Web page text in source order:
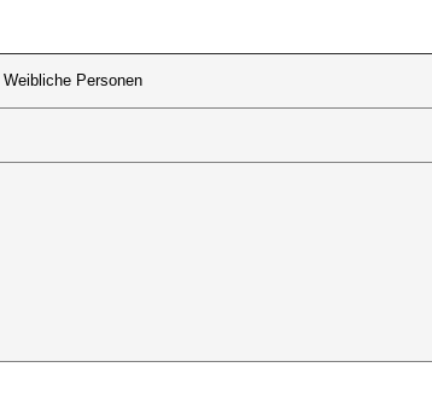
Weibliche Personen